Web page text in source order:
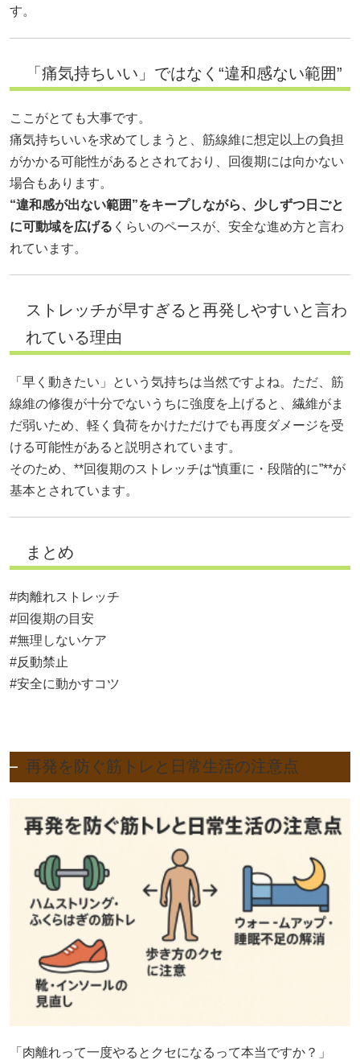
す。
「痛気持ちいい」ではなく“違和感ない範囲”
ここがとても大事です。
痛気持ちいいを求めてしまうと、筋線維に想定以上の負担
がかかる可能性があるとされており、回復期には向かない
場合もあります。
“違和感が出ない範囲”をキープしながら、少しずつ日ごと
に可動域を広げる くらいのペースが、安全な進め方と言わ
れています。
ストレッチが早すぎると再発しやすいと言わ
れている理由
「早く動きたい」という気持ちは当然ですよね。ただ、筋
線維の修復が十分でないうちに強度を上げると、繊維がま
だ弱いため、軽く負荷をかけただけでも再度ダメージを受
ける可能性があると説明されています。
そのため、**回復期のストレッチは“慎重に・段階的に”**が
基本とされています。
まとめ
#肉離れストレッチ
#回復期の目安
#無理しないケア
#反動禁止
#安全に動かすコツ
再発を防ぐ筋トレと日常生活の注意点
「肉離れって一度やるとクセになるって本当ですか？」